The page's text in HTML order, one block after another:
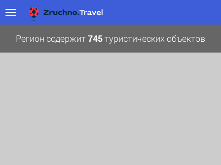
Регион содержит 745туристических объектов